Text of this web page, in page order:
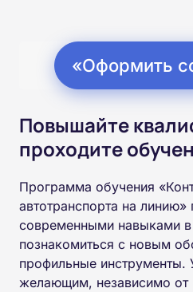
«Оформить
Повышайте
проходите
Программа обучения
автотранспорта на линию»
современными навыками
познакомиться с новым
профильные инструменты.
желающим, независимо от